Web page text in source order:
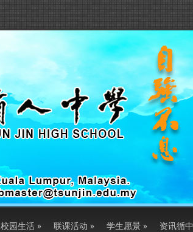
校园生活 » 联课活动 » 学生愿景 » 资讯循中